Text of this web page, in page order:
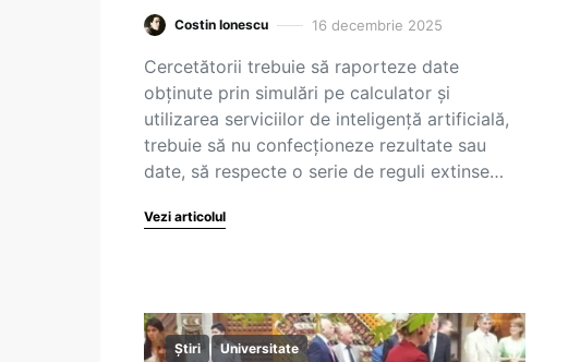
Costin Ionescu 16 decembrie 2025
Cercetătorii trebuie să raporteze date
obținute prin simulări pe calculator și
utilizarea serviciilor de inteligență artificială,
trebuie să nu confecționeze rezultate sau
date, să respecte o serie de reguli extinse…
Vezi articolul
Știri Universitate